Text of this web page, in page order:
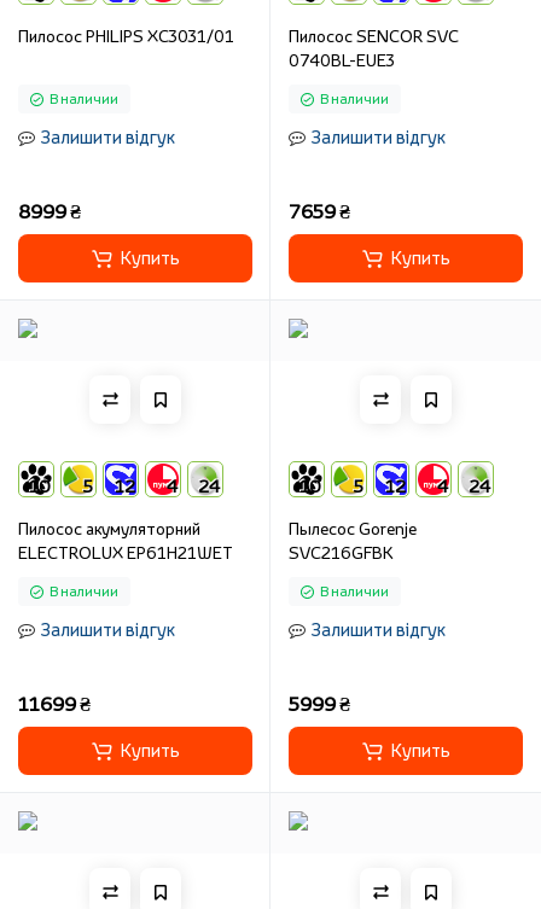
Пилосос PHILIPS XC3031/01
В наличии
Залишити відгук
8999 ₴
Купить
Пилосос SENCOR SVC
0740BL-EUE3
В наличии
Залишити відгук
7659 ₴
Купить
10 5 12 4 24
Пилосос акумуляторний
ELECTROLUX EP61H21WET
В наличии
Залишити відгук
11699 ₴
Купить
10 5 12 4 24
Пылесос Gorenje
SVC216GFBK
В наличии
Залишити відгук
5999 ₴
Купить